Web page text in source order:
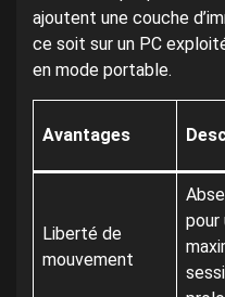
ajoutent une couche
ce soit sur un PC
en mode portable.
Avantages
Liberté de
mouvement
pour